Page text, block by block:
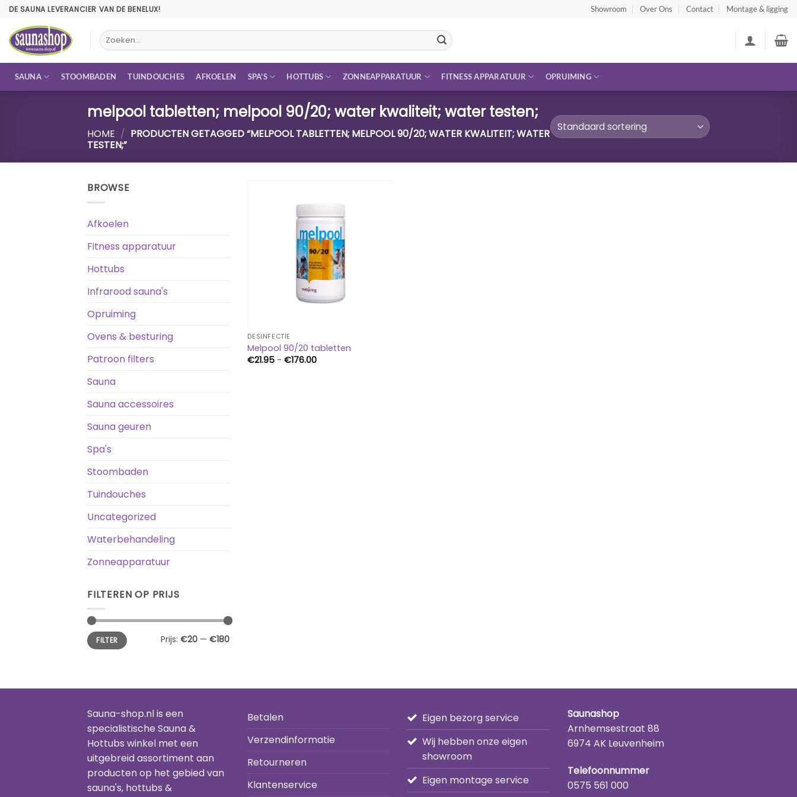
Ga
inhoud
DE SAUNA LEVERANCIER VAN DE BENELUX! Showroom Over Ons Contact Montage & ligging
Zoeken
naar:
SAUNA STOOMBADEN TUINDOUCHES AFKOELEN SPA’S HOTTUBS ZONNEAPPARATUUR FITNESS APPARATUUR OPRUIMING
melpool tabletten; melpool 90/20; water kwaliteit; water testen;
HOME / PRODUCTEN GETAGGED “MELPOOL TABLETTEN; MELPOOL 90/20; WATER KWALITEIT; WATER
TESTEN;”
BROWSE
Afkoelen
Fitness apparatuur
Hottubs
Infrarood sauna's
Opruiming
Ovens & besturing
Patroon filters
Sauna
Sauna accessoires
Sauna geuren
Spa's
Stoombaden
Tuindouches
Uncategorized
Waterbehandeling
Zonneapparatuur
FILTEREN OP PRIJS
Min.
prijs
Max.
prijsFILTER Prijs: €20 — €180
DESINFECTIE
Melpool 90/20 tabletten
€21.95 - €176.00Prijsklasse:
Sauna-shop.nl is een
specialistische Sauna &
Hottubs winkel met een
uitgebreid assortiment aan
producten op het gebied van
sauna's, hottubs &
Betalen
Verzendinformatie
Retourneren
Klantenservice
Eigen bezorg service
Wij hebben onze eigen
showroom
Eigen montage service
Saunashop
Arnhemsestraat 88
6974 AK Leuvenheim
Telefoonnummer
0575 561 000